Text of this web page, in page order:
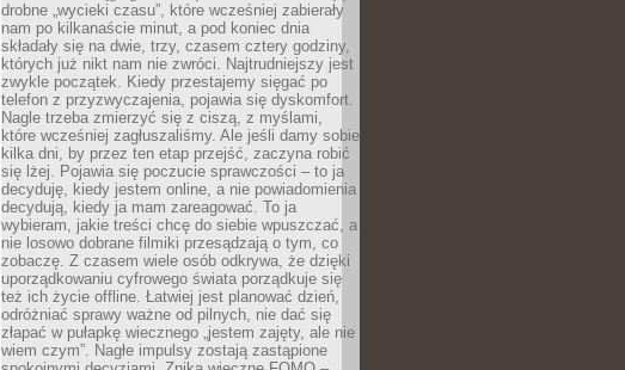
drobne „wycieki czasu”, które wcześniej zabierały
nam po kilkanaście minut, a pod koniec dnia
składały się na dwie, trzy, czasem cztery godziny,
których już nikt nam nie zwróci. Najtrudniejszy jest
zwykle początek. Kiedy przestajemy sięgać po
telefon z przyzwyczajenia, pojawia się dyskomfort.
Nagle trzeba zmierzyć się z ciszą, z myślami,
które wcześniej zagłuszaliśmy. Ale jeśli damy sobie
kilka dni, by przez ten etap przejść, zaczyna robić
się lżej. Pojawia się poczucie sprawczości – to ja
decyduję, kiedy jestem online, a nie powiadomienia
decydują, kiedy ja mam zareagować. To ja
wybieram, jakie treści chcę do siebie wpuszczać, a
nie losowo dobrane filmiki przesądzają o tym, co
zobaczę. Z czasem wiele osób odkrywa, że dzięki
uporządkowaniu cyfrowego świata porządkuje się
też ich życie offline. Łatwiej jest planować dzień,
odróżniać sprawy ważne od pilnych, nie dać się
złapać w pułapkę wiecznego „jestem zajęty, ale nie
wiem czym”. Nagłe impulsy zostają zastąpione